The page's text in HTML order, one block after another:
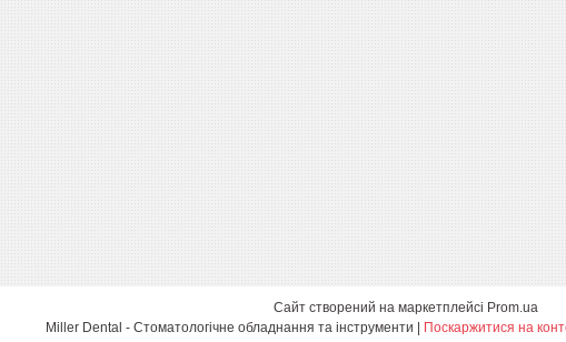
Сайт створений на маркетплейсі Prom.ua
Miller Dental - Стоматологічне обладнання та інструменти | Поскаржитися на